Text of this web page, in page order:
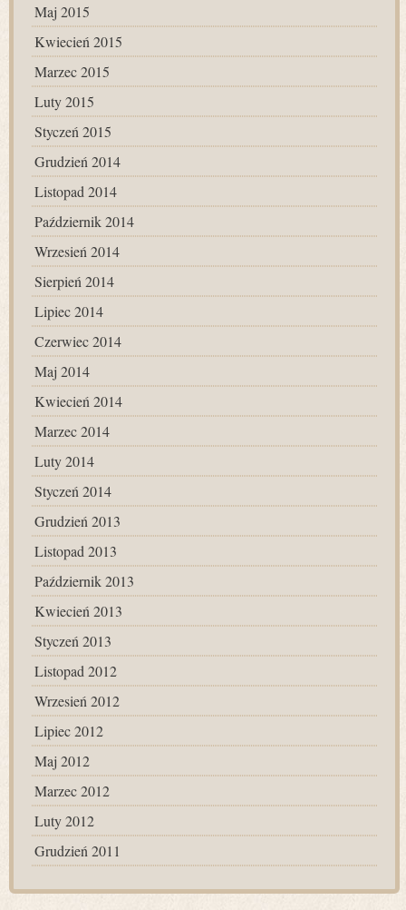
Maj 2015
Kwiecień 2015
Marzec 2015
Luty 2015
Styczeń 2015
Grudzień 2014
Listopad 2014
Październik 2014
Wrzesień 2014
Sierpień 2014
Lipiec 2014
Czerwiec 2014
Maj 2014
Kwiecień 2014
Marzec 2014
Luty 2014
Styczeń 2014
Grudzień 2013
Listopad 2013
Październik 2013
Kwiecień 2013
Styczeń 2013
Listopad 2012
Wrzesień 2012
Lipiec 2012
Maj 2012
Marzec 2012
Luty 2012
Grudzień 2011